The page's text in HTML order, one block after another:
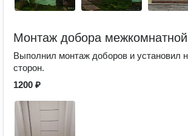
Монтаж добора
Выполнил монтаж доборов и установил
сторон.
1200 ₽